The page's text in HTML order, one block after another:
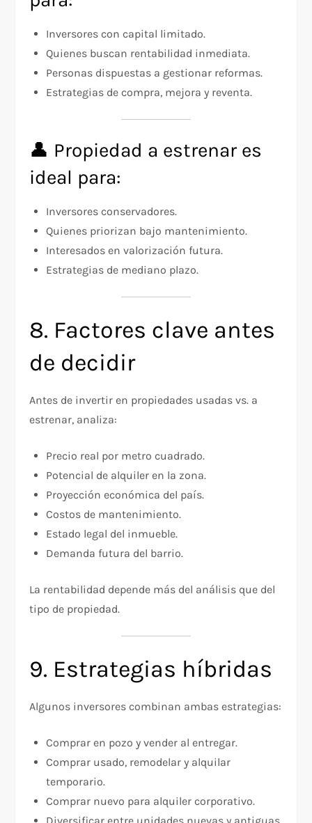
Inversores con capital limitado.
Quienes buscan rentabilidad inmediata.
Personas dispuestas a gestionar reformas.
Estrategias de compra, mejora y reventa.
👤 Propiedad a estrenar es
ideal para:
Inversores conservadores.
Quienes priorizan bajo mantenimiento.
Interesados en valorización futura.
Estrategias de mediano plazo.
8. Factores clave antes
de decidir
Antes de invertir en propiedades usadas vs. a
estrenar, analiza:
Precio real por metro cuadrado.
Potencial de alquiler en la zona.
Proyección económica del país.
Costos de mantenimiento.
Estado legal del inmueble.
Demanda futura del barrio.
La rentabilidad depende más del análisis que del
tipo de propiedad.
9. Estrategias híbridas
Algunos inversores combinan ambas estrategias:
Comprar en pozo y vender al entregar.
Comprar usado, remodelar y alquilar
temporario.
Comprar nuevo para alquiler corporativo.